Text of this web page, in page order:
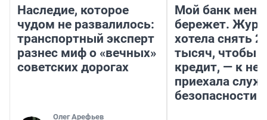
Наследие, которое
чудом не развалилось:
транспортный эксперт
разнес миф о «вечных»
советских дорогах
Олег Арефьев
Мой банк меня
бережет.
хотела снять
тысяч, чтобы
кредит, — к
приехала
безопасности